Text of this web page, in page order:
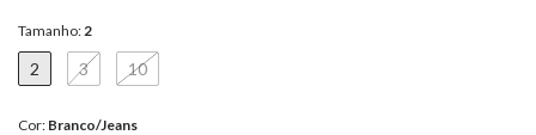
Tamanho:2
2 3 10
Cor: Branco/Jeans